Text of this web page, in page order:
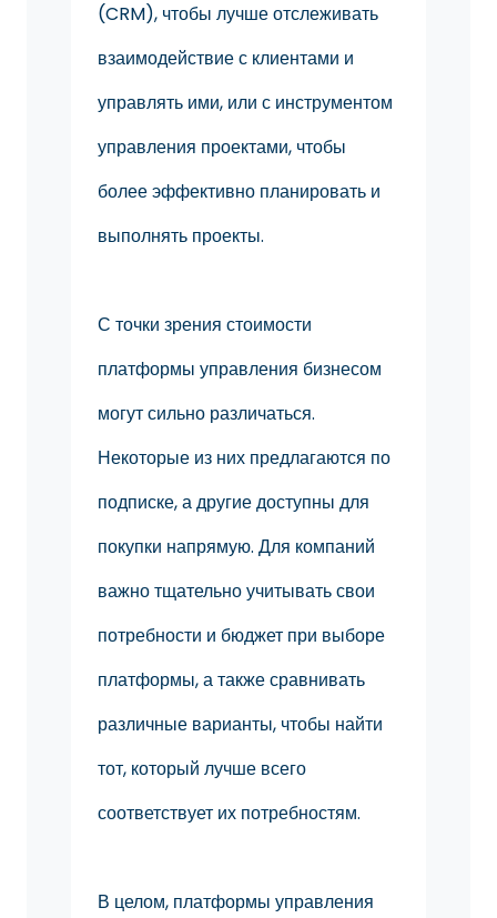
(CRM), чтобы лучше отслеживать
взаимодействие с клиентами и
управлять ими, или с инструментом
управления проектами, чтобы
более эффективно планировать и
выполнять проекты.
С точки зрения стоимости
платформы управления бизнесом
могут сильно различаться.
Некоторые из них предлагаются по
подписке, а другие доступны для
покупки напрямую. Для компаний
важно тщательно учитывать свои
потребности и бюджет при выборе
платформы, а также сравнивать
различные варианты, чтобы найти
тот, который лучше всего
соответствует их потребностям.
В целом, платформы управления